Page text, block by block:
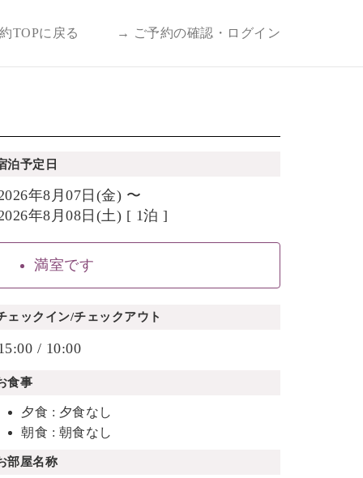
TOPに戻る → ご予約の確認・ログイン
泊予定日
年8月07日(金) 〜
年8月08日(土) [ 1泊 ]
満室です
ェックイン/チェックアウト
/ 10:00
食事
夕食 : 夕食なし
朝食 : 朝食なし
部屋名称